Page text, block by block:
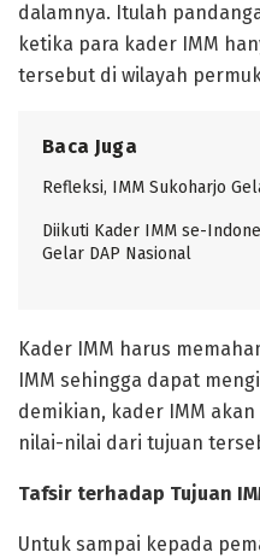
dalamnya. Itulah
ketika para kader IMM
tersebut di wilayah
Baca Juga
Refleksi, IMM Sukoharjo
Diikuti Kader IMM se-
Gelar DAP Nasional
Kader IMM harus
IMM sehingga dapat
demikian, kader IMM
nilai-nilai dari tujuan
Tafsir
Untuk sampai kepada